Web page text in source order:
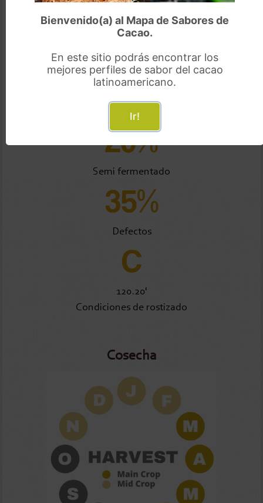
gr/frijol
Tamaño del frijol
45%
Bien fermentado
20%
Semi fermentado
35%
Defectos
C
120.20'
Condiciones de rostizado
Cosecha
Bienvenido(a) al Mapa de Sabores de
Cacao.
En este sitio podrás encontrar los
mejores perfiles de sabor del cacao
latinoamericano.
Ir!